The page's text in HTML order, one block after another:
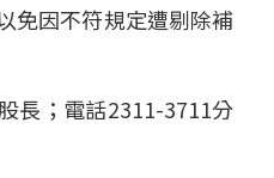
免因不符規定遭剔除補
長；電話2311-3711分